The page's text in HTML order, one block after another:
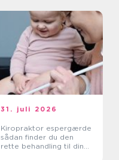
31. juli 2026
Kiropraktor espergærde
sådan finder du den
rette behandling til dine